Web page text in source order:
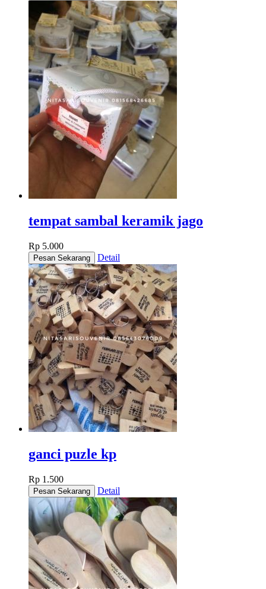
tempat sambal keramik jago
Rp 5.000
Detail
ganci puzle kp
Rp 1.500
Detail